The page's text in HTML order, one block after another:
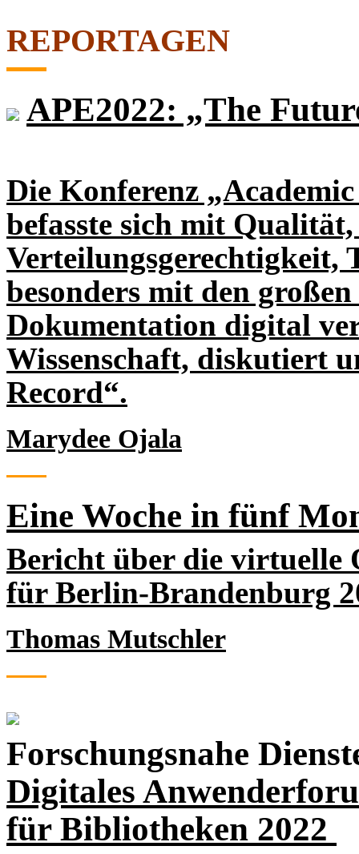
REPORTAGEN
APE2022: „The
Die Konferenz
befasste sich mit
Verteilungsgerechtigkeit,
besonders mit den
Dokumentation digital
Wissenschaft, diskutiert
Record“.
Marydee Ojala
Eine Woche in fünf
Bericht über die virtuelle
für Berlin-Brandenburg
Thomas Mutschler
Forschungsnahe
Digitales
für Bibliotheken 2022